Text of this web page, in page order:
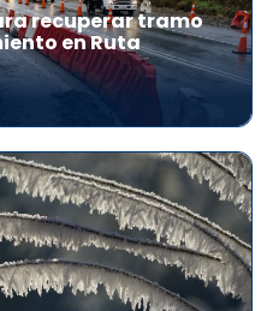
recuperar tramo
en Ruta